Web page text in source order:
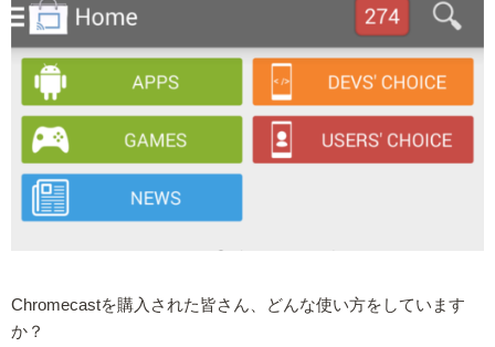
Chromecastを購入された皆さん、どんな使い方をしています
か？